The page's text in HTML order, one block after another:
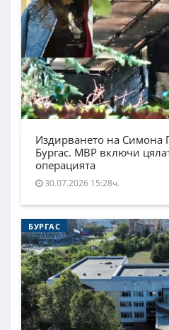
Издирването на Симона
Бургас. МВР включи
операцията
30.07.2026 15:28ч.
БУРГАС